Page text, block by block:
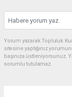
Yorum yazarak Topluluk
sitesine yaptığınız
başınıza üstleniyorsunuz.
sorumlu tutulamaz.